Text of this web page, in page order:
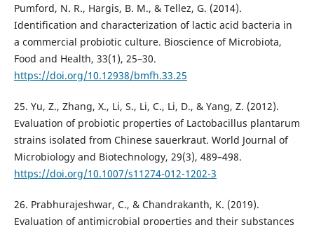
Pumford, N. R., Hargis, B. M., & Tellez, G. (2014).
Identification and characterization of lactic acid bacteria in
a commercial probiotic culture. Bioscience of Microbiota,
Food and Health, 33(1), 25–30.
https://doi.org/10.12938/bmfh.33.25
25. Yu, Z., Zhang, X., Li, S., Li, C., Li, D., & Yang, Z. (2012).
Evaluation of probiotic properties of Lactobacillus plantarum
strains isolated from Chinese sauerkraut. World Journal of
Microbiology and Biotechnology, 29(3), 489–498.
https://doi.org/10.1007/s11274-012-1202-3
26. Prabhurajeshwar, C., & Chandrakanth, K. (2019).
Evaluation of antimicrobial properties and their substances